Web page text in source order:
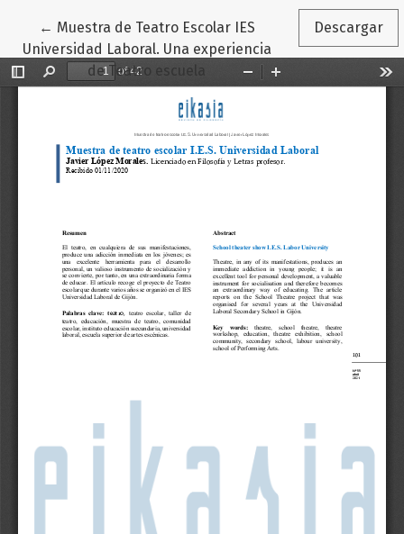
← Volver a los detalles del artículo
Muestra de Teatro Escolar IES
Universidad Laboral. Una experiencia
de Teatro escuela
Descargar